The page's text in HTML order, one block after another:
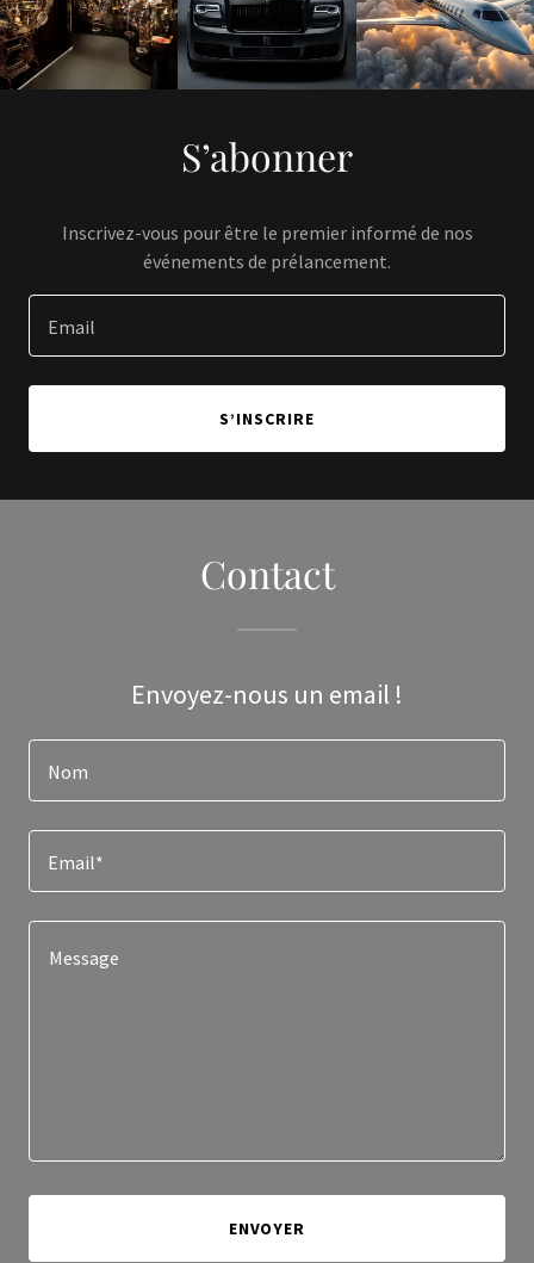
S’abonner
Inscrivez-vous pour être le premier informé de nos
événements de prélancement.
Email
S’INSCRIRE
Contact
Envoyez-nous un email !
Nom
Email*
ENVOYER